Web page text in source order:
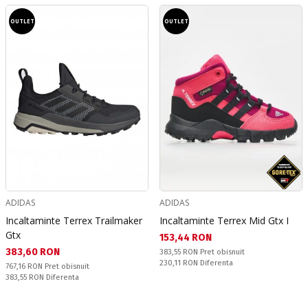
OUTLET
ADIDAS
Incaltaminte Terrex Trailmaker
Gtx
Текуща цена:
383,60 RON
Pret obisnuit:
767,16 RON Pret obisnuit
Спестявате:
383,55 RON Diferenta
OUTLET
ADIDAS
Incaltaminte Terrex Mid Gtx I
Текуща цена:
153,44 RON
Pret obisnuit:
383,55 RON Pret obisnuit
Спестявате:
230,11 RON Diferenta